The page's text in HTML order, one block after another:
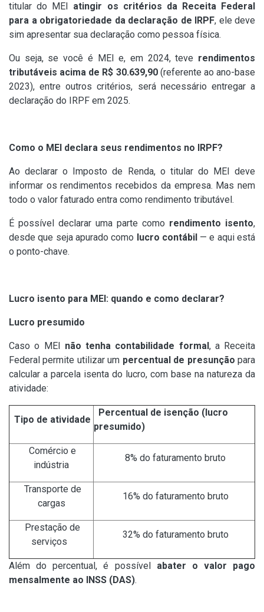
titular do MEI atingir os critérios da Receita Federal
para a obrigatoriedade da declaração de IRPF, ele deve
sim apresentar sua declaração como pessoa física.
Ou seja, se você é MEI e, em 2024, teve rendimentos
tributáveis acima de R$ 30.639,90(referente ao ano-base
2023), entre outros critérios, será necessário entregar a
declaração do IRPF em 2025.
Como o MEI declara seus rendimentos no IRPF?
Ao declarar o Imposto de Renda, o titular do MEI deve
informar os rendimentos recebidos da empresa. Mas nem
todo o valor faturado entra como rendimento tributável.
É possível declarar uma parte como rendimento isento,
desde que seja apurado como lucro contábil— e aqui está
o ponto-chave.
Lucro isento para MEI: quando e como declarar?
Lucro presumido
Caso o MEI não tenha contabilidade formal, a Receita
Federal permite utilizar um percentual de presunção para
calcular a parcela isenta do lucro, com base na natureza da
atividade:
Tipo de atividade
Percentual de isenção (lucro
presumido)
Comércio e
indústria
8% do faturamento bruto
Transporte de
cargas
16% do faturamento bruto
Prestação de
serviços
32% do faturamento bruto
Além do percentual, é possível abater o valor pago
mensalmente ao INSS (DAS).